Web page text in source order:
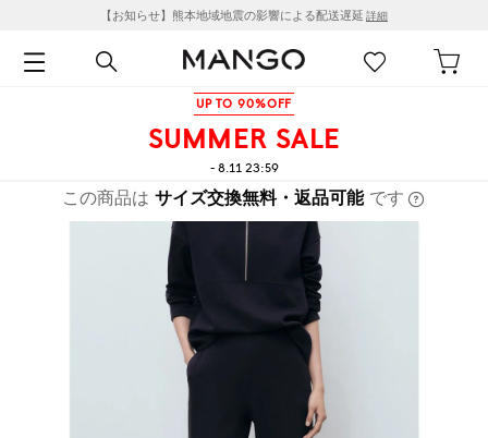
【お知らせ】熊本地域地震の影響による配送遅延 詳細
UP TO 90%OFF
SUMMER SALE
- 8.11 23:59
この商品は サイズ交換無料・返品可能 です